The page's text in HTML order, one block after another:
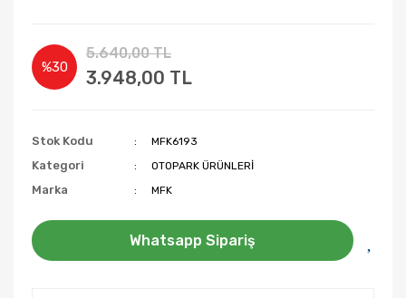
%30
5.640,00 TL
3.948,00 TL
Stok Kodu MFK6193
Kategori OTOPARK ÜRÜNLERİ
Marka MFK
Whatsapp Sipariş